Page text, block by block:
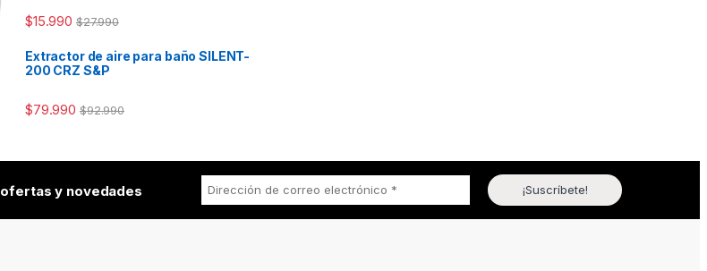
$15.990 $27.990
Extractor de aire para baño SILENT-
200 CRZ S&P
$79.990 $92.990
ofertas y novedades